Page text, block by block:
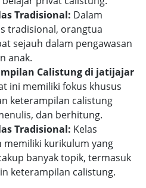
Tradisional: Dalam
tradisional, orangtua
sejauh dalam pengawasan
anak.
Calistung di jatijajar
ini memiliki fokus khusus
keterampilan calistung
dan berhitung.
Tradisional: Kelas
kurikulum yang
banyak topik, termasuk
keterampilan calistung.